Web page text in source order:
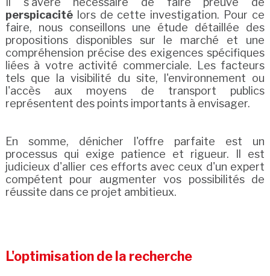
perspicacitélors de cette investigation. Pour ce
faire, nous conseillons une étude détaillée des
propositions disponibles sur le marché et une
compréhension précise des exigences spécifiques
liées à votre activité commerciale. Les facteurs
tels que la visibilité du site, l'environnement ou
l'accès aux moyens de transport publics
représentent des points importants à envisager.
En somme, dénicher l'offre parfaite est un
processus qui exige patience et rigueur. Il est
judicieux d'allier ces efforts avec ceux d'un expert
compétent pour augmenter vos possibilités de
réussite dans ce projet ambitieux.
L'optimisation de la recherche